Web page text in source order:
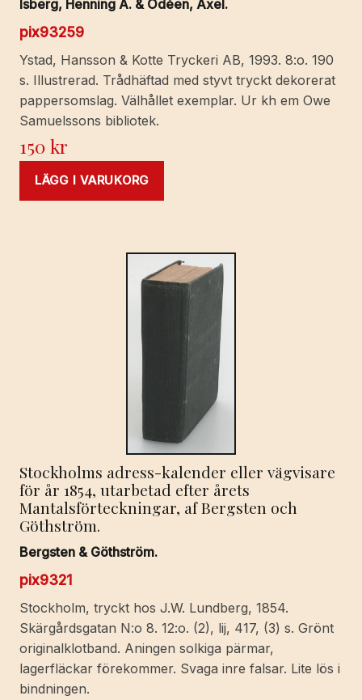
Isberg, Henning A. & Odéen, Axel.
pix93259
Ystad, Hansson & Kotte Tryckeri AB, 1993. 8:o. 190
s. Illustrerad. Trådhäftad med styvt tryckt dekorerat
pappersomslag. Välhållet exemplar. Ur kh em Owe
Samuelssons bibliotek.
150kr
LÄGG I VARUKORG
Stockholms adress-kalender eller vägvisare
för år 1854, utarbetad efter årets
Mantalsförteckningar, af Bergsten och
Göthström.
Bergsten & Göthström.
pix9321
Stockholm, tryckt hos J.W. Lundberg, 1854.
Skärgårdsgatan N:o 8. 12:o. (2), lij, 417, (3) s. Grönt
originalklotband. Aningen solkiga pärmar,
lagerfläckar förekommer. Svaga inre falsar. Lite lös i
bindningen.